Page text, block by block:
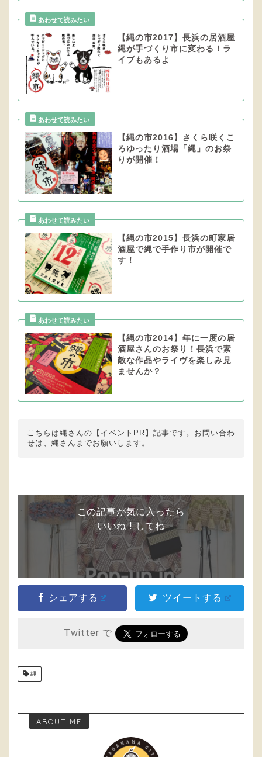
【縄の市2017】長浜の居酒屋
縄が手づくり市に変わる！ラ
イブもあるよ
【縄の市2016】さくら咲くこ
ろゆったり酒場「縄」のお祭
りが開催！
【縄の市2015】長浜の町家居
酒屋で縄で手作り市が開催で
す！
【縄の市2014】年に一度の居
酒屋さんのお祭り！長浜で素
敵な作品やライヴを楽しみ見
ませんか？
こちらは縄さんの【イベントPR】記事です。お問い合わ
せは、縄さんまでお願いします。
この記事が気に入ったら
いいね ! してね
シェアする ツイートする
Twitter で
縄
ABOUT ME